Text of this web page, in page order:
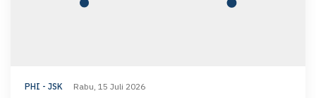
PHI - JSK Rabu, 15 Juli 2026